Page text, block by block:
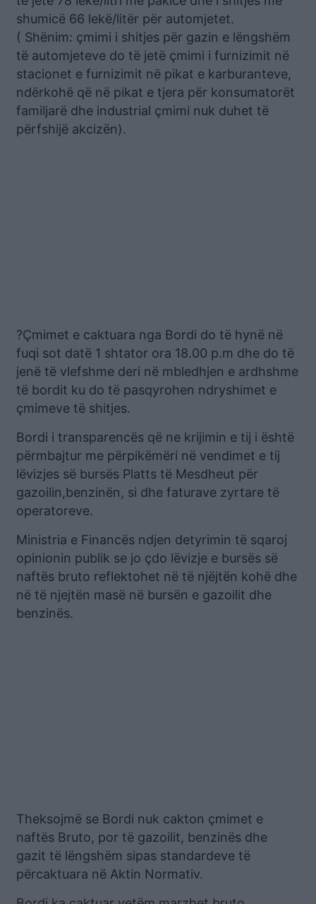
shumicë 66 lekë/litër për automjetet.
( Shënim: çmimi i shitjes për gazin e lëngshëm
të automjeteve do të jetë çmimi i furnizimit në
stacionet e furnizimit në pikat e karburanteve,
ndërkohë që në pikat e tjera për konsumatorët
familjarë dhe industrial çmimi nuk duhet të
përfshijë akcizën).
?Çmimet e caktuara nga Bordi do të hynë në
fuqi sot datë 1 shtator ora 18.00 p.m dhe do të
jenë të vlefshme deri në mbledhjen e ardhshme
të bordit ku do të pasqyrohen ndryshimet e
çmimeve të shitjes.
Bordi i transparencës që ne krijimin e tij i është
përmbajtur me përpikëmëri në vendimet e tij
lëvizjes së bursës Platts të Mesdheut për
gazoilin,benzinën, si dhe faturave zyrtare të
operatoreve.
Ministria e Financës ndjen detyrimin të sqaroj
opinionin publik se jo çdo lëvizje e bursës së
naftës bruto reflektohet në të njëjtën kohë dhe
në të njejtën masë në bursën e gazoilit dhe
benzinës.
Theksojmë se Bordi nuk cakton çmimet e
naftës Bruto, por të gazoilit, benzinës dhe
gazit të lëngshëm sipas standardeve të
përcaktuara në Aktin Normativ.